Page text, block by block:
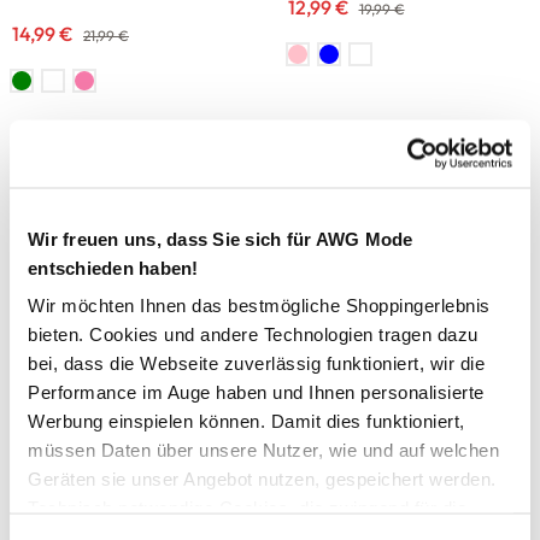
Wir freuen uns, dass Sie sich für AWG Mode
entschieden haben!
Wir möchten Ihnen das bestmögliche Shoppingerlebnis
bieten. Cookies und andere Technologien tragen dazu
bei, dass die Webseite zuverlässig funktioniert, wir die
Performance im Auge haben und Ihnen personalisierte
Werbung einspielen können. Damit dies funktioniert,
müssen Daten über unsere Nutzer, wie und auf welchen
Geräten sie unser Angebot nutzen, gespeichert werden.
14,99 € 21,99 €
12,99 € 19,99 €
-50%
Grinario Sports
Unisex Fan T-Shirt TÜRKEI
4,99 € 9,99 €
-33%
Lisa Tossa
Damen Shirt mit Alloverprint
19,99 € 29,99 €